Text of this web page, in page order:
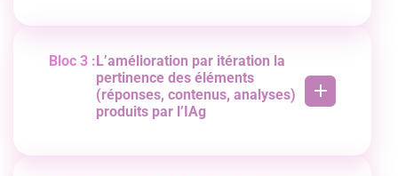
règlementaires en matière de protection des
Prise en compte de l’impact environnemental de
l’IAg. Justification du choix de l’IA au regarde de
sa valeur ajoutée.
Respect de la charte informatique de
l’organisation.
Les paramètres structurant les prompts :
rhétorique, l’ajout de documents, textes, images,
pdf, vidéos, …
Bloc 3 : L’amélioration par itération la
pertinence des éléments
(réponses, contenus, analyses)
produits par l’IAg
Combinaison de di7érents formats (texte,